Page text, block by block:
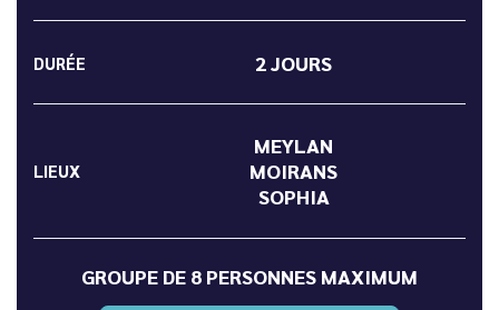
DURÉE 2 JOURS
LIEUX
MEYLAN
MOIRANS
SOPHIA
GROUPE DE 8 PERSONNES MAXIMUM